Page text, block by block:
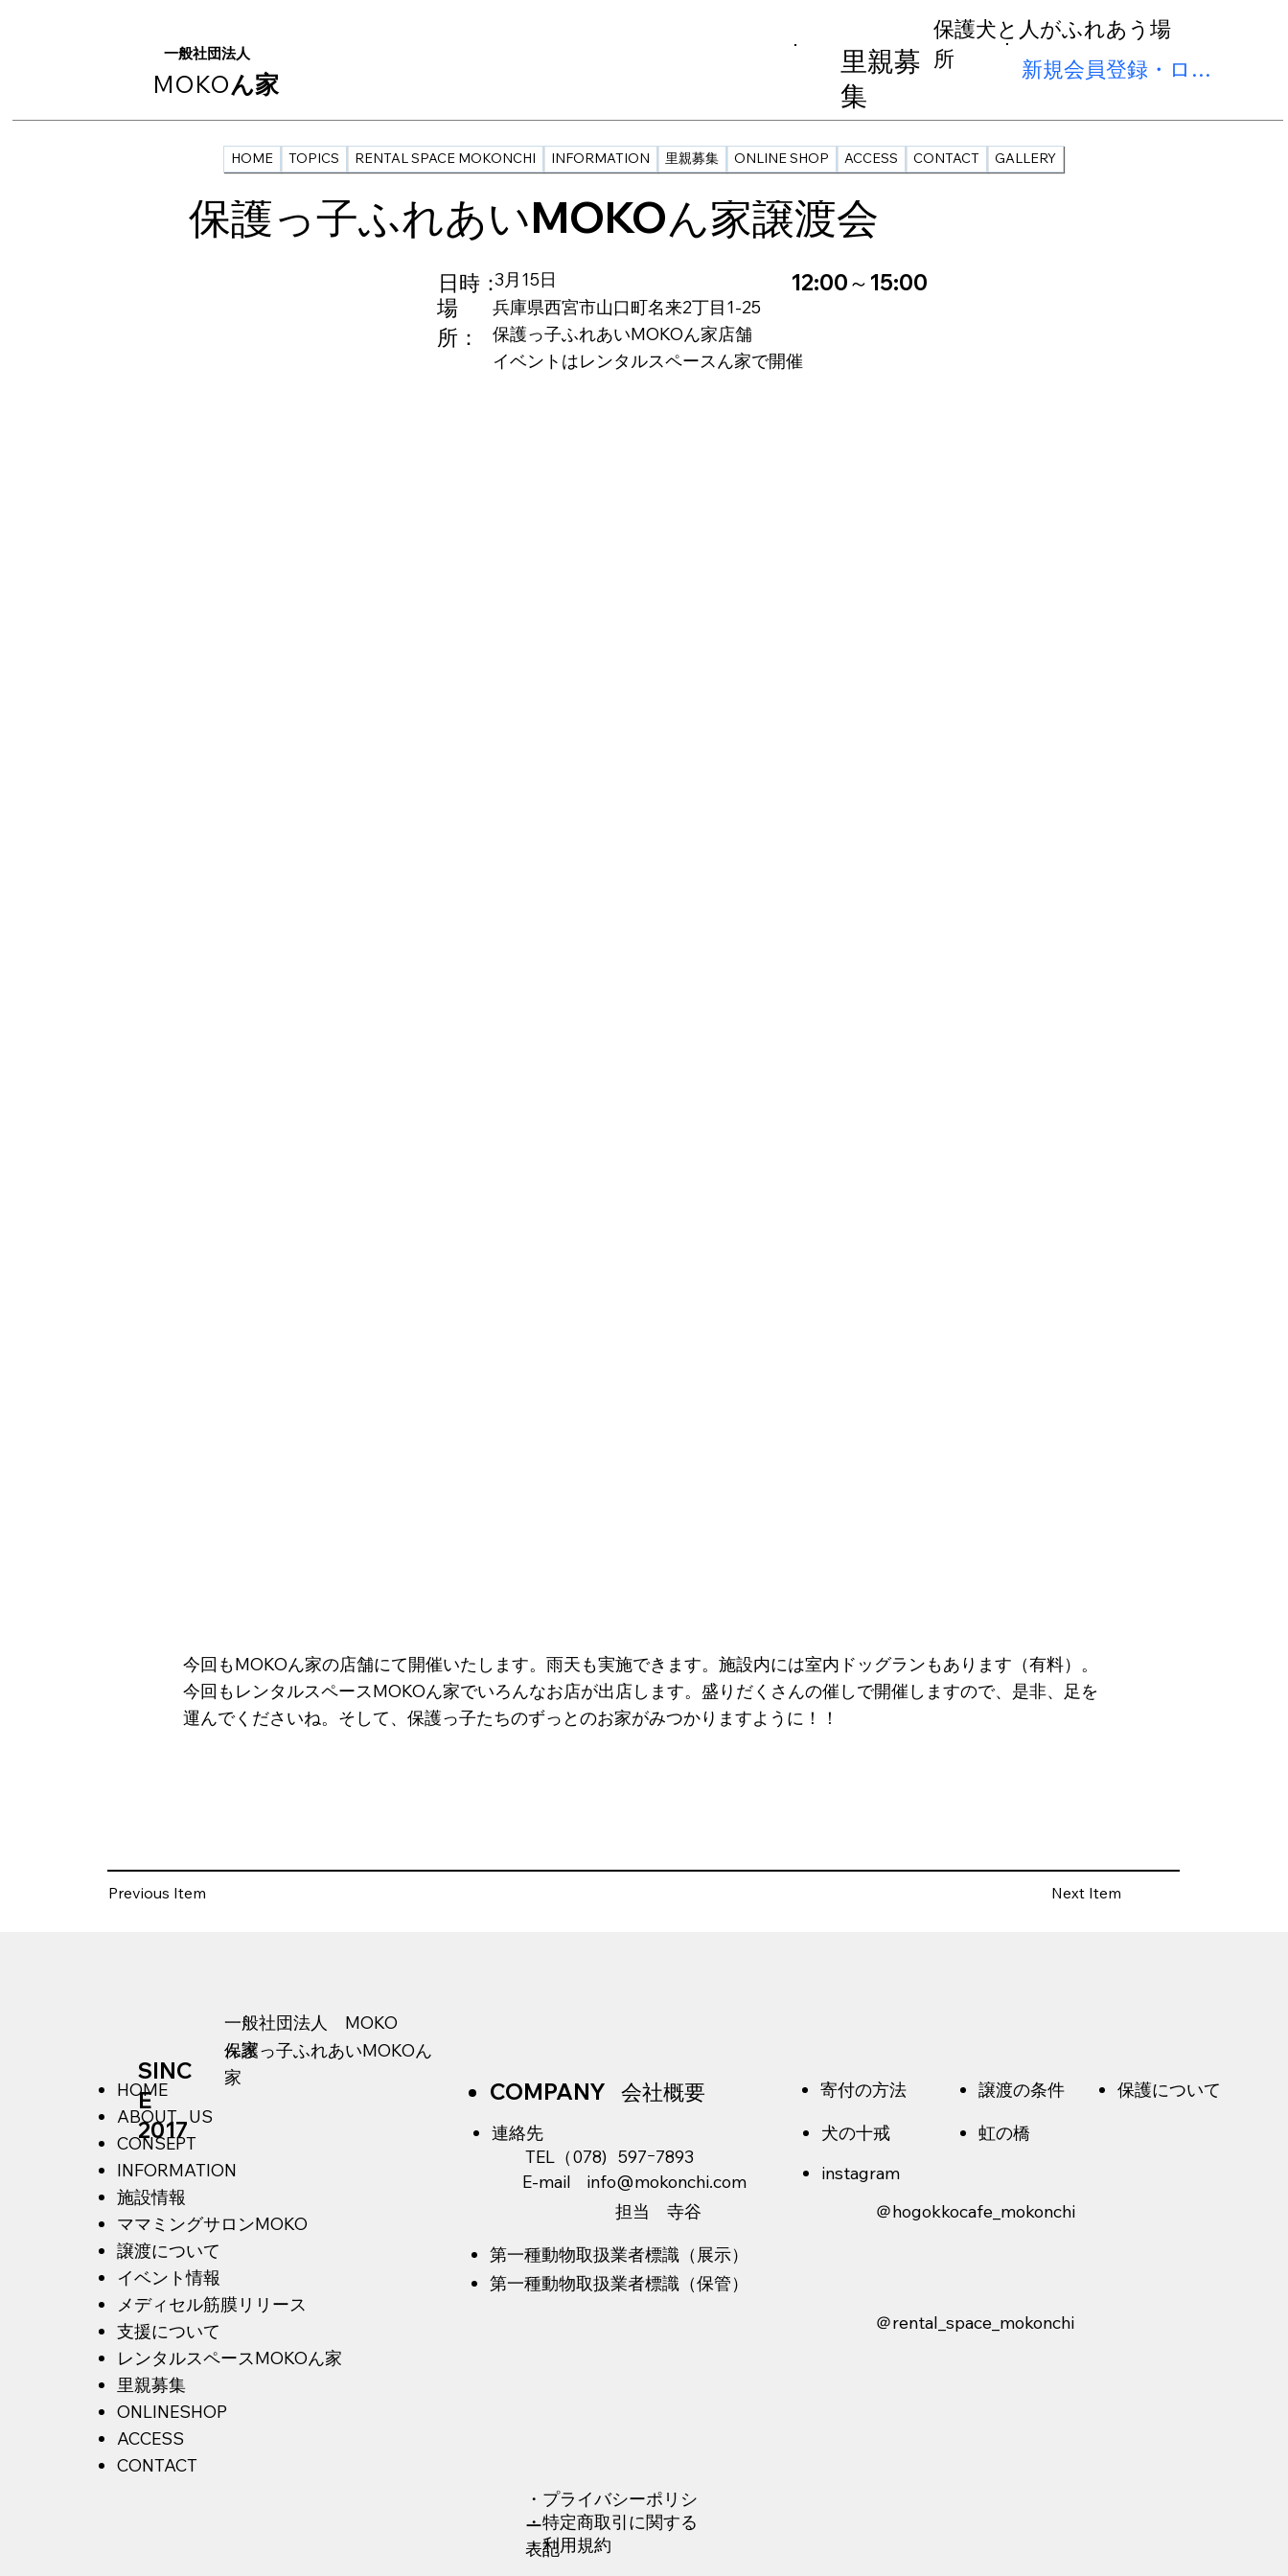
一般社団法人
MOKOん家
里親募
集
保護犬と人がふれあう場
所
新規会員登録・ログイン
HOME TOPICS RENTAL SPACE MOKONCHI INFORMATION 里親募集 ONLINE SHOP ACCESS CONTACT GALLERY
保護っ子ふれあいMOKOん家譲渡会
​日時：
場
所：
3月15日 12:00～15:00
兵庫県西宮市山口町名来2丁目1-25
保護っ子ふれあいMOKOん家店舗
イベントはレンタルスペースん家で開催
今回もMOKOん家の店舗にて開催いたします。雨天も実施できます。施設内には室内ドッグランもあります（有料）。
今回もレンタルスペースMOKOん家でいろんなお店が出店します。盛りだくさんの催しで開催しますので、是非、足を
運んでくださいね。そして、保護っ子たちのずっとのお家がみつかりますように！！
Previous Item Next Item
​一般社団法人 MOKO
ん家
HOME
ABOUT US
CONSEPT
INFORMATION
施設情報
ママミングサロンMOKO
譲渡について
イベント情報
メディセル筋膜リリース
支援について
​レンタルスペースMOKOん家
​里親募集
ONLINESHOP
ACCESS
CONTACT
SINC
E
2017
​保護っ子ふれあいMOKOん
家
​第一種動物取扱業者標識（展示）
寄付の方法 譲渡の条件 保護について
​第一種動物取扱業者標識（保管）
COMPANY 会社概要
犬の十戒
instagram
虹の橋
＠hogokkocafe_mokonchi
​・プライバシーポリシ
ー
＠rental_space_mokonchi
​連絡先
​・特定商取引に関する
表記
TEL（078) 597ｰ7893
・利用規約
E-mail info@mokonchi.com
​担当 寺谷